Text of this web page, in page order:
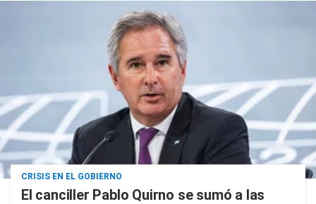
CRISIS EN EL GOBIERNO
El canciller Pablo Quirno se sumó a las